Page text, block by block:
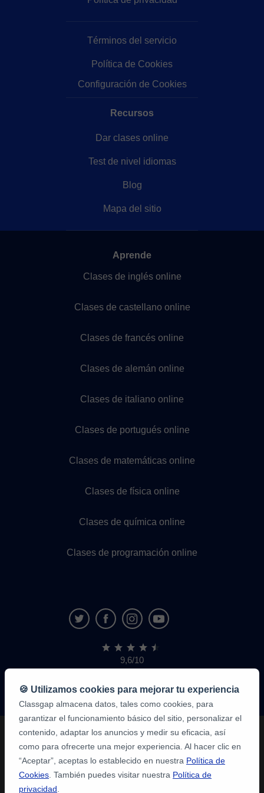
Términos del servicio
Política de Cookies
Configuración de Cookies
Recursos
Dar clases online
Test de nivel idiomas
Blog
Mapa del sitio
Aprende
Clases de inglés online
Clases de castellano online
Clases de francés online
Clases de alemán online
Clases de italiano online
Clases de portugués online
Clases de matemáticas online
Clases de física online
Clases de química online
Clases de programación online
9,6/10
1,339,284
de
alumnos
🍪 Utilizamos cookies para mejorar tu experiencia
Classgap almacena datos, tales como cookies, para
garantizar el funcionamiento básico del sitio, personalizar el
contenido, adaptar los anuncios y medir su eficacia, así
como para ofrecerte una mejor experiencia. Al hacer clic en
“Aceptar”, aceptas lo establecido en nuestra Política de
Cookies . También puedes visitar nuestra Política de
privacidad